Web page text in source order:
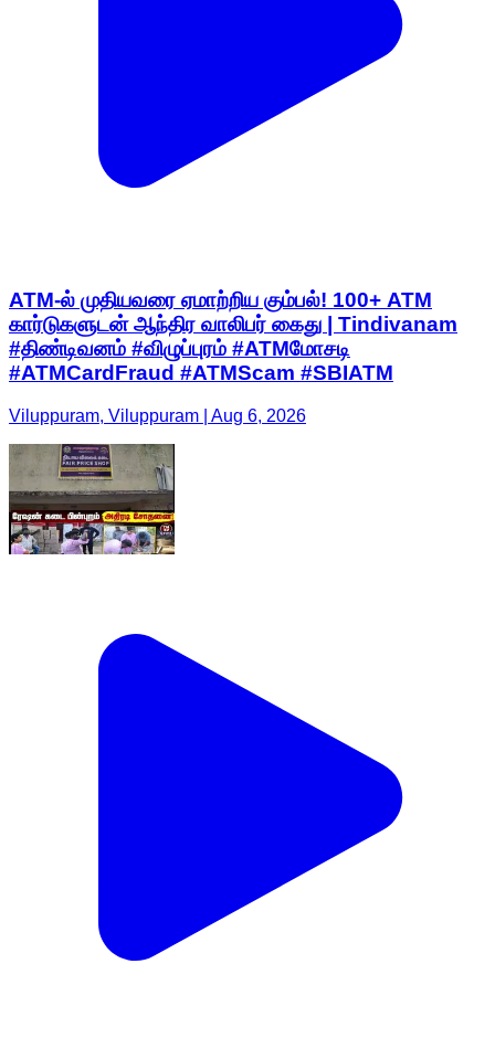
ATM-ல் முதியவரை ஏமாற்றிய கும்பல்! 100+ ATM
கார்டுகளுடன் ஆந்திர வாலிபர் கைது | Tindivanam
#திண்டிவனம் #விழுப்புரம் #ATMமோசடி
#ATMCardFraud #ATMScam #SBIATM
Viluppuram, Viluppuram | Aug 6, 2026